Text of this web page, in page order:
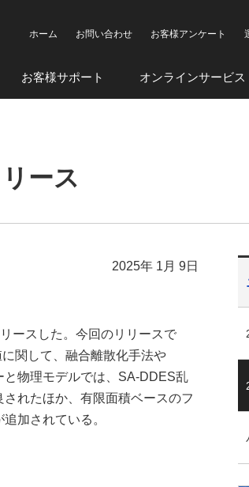
ホーム
お問い合わせ お客様アンケート
お客様サポート オンラインサービス
ース
2025年 1月 9日
ースした。今回のリリースで
関して、融合離散化手法や
物理モデルでは、SA-DDES乱
れたほか、有限面積ベースのフ
加されている。